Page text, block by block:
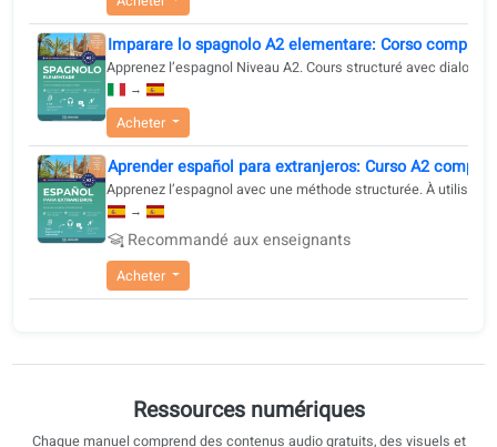
Acheter
Spanisch A2 lernen elementar: Kompletter
Apprenez l’espagnol A1–A2 pas à pas : dialogues,
→
Acheter
Imparare lo spagnolo A2 elementare: Corso
Apprenez l’espagnol Niveau A2. Cours structuré avec
→
Acheter
→
Recommandé aux enseignants